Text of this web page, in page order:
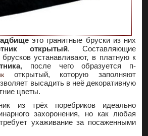
это гранитные бруски из них
открытый. Составляющие
устанавливают, в платную к
, после чего образуется п-
открытый, которую заполняют
высадить в неё декоративную
цветы.
из трёх поребриков идеально
захоронения, но как любая
ухаживание за посаженными